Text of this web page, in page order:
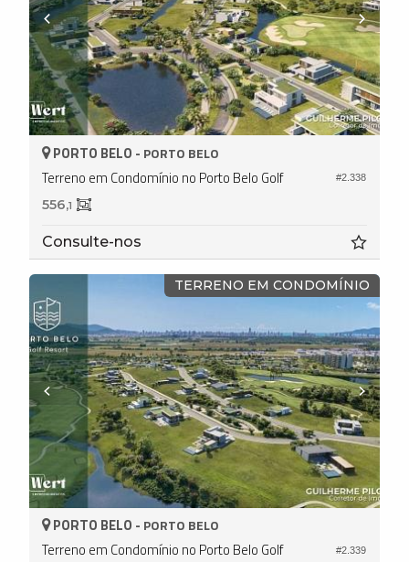
#2.338
PORTO BELO - PORTO BELO
Terreno em Condomínio no Porto Belo Golf
556,1
Consulte-nos
TERRENO EM CONDOMÍNIO
#2.339
PORTO BELO - PORTO BELO
Terreno em Condomínio no Porto Belo Golf